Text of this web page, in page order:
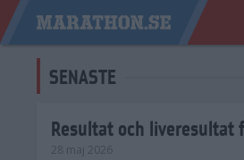
SENASTE
Resultat och liveresultat
28 maj 2026